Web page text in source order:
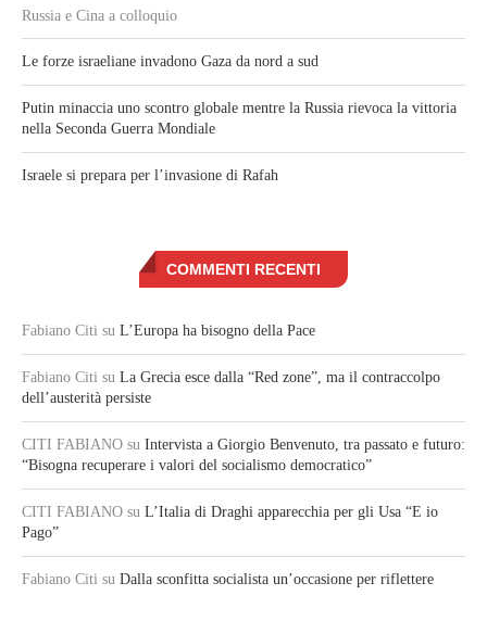
Russia e Cina a colloquio
Le forze israeliane invadono Gaza da nord a sud
Putin minaccia uno scontro globale mentre la Russia rievoca la vittoria
nella Seconda Guerra Mondiale
Israele si prepara per l’invasione di Rafah
COMMENTI RECENTI
Fabiano Citi su L’Europa ha bisogno della Pace
Fabiano Citi su La Grecia esce dalla “Red zone”, ma il contraccolpo
dell’austerità persiste
CITI FABIANO su Intervista a Giorgio Benvenuto, tra passato e futuro:
“Bisogna recuperare i valori del socialismo democratico”
CITI FABIANO su L’Italia di Draghi apparecchia per gli Usa “E io
Pago”
Fabiano Citi su Dalla sconfitta socialista un’occasione per riflettere